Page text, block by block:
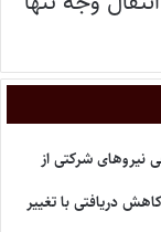
نیروهای شرکتی از
دریافتی با تغییر